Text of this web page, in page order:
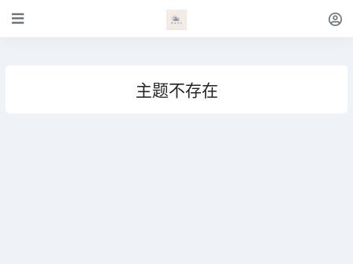
主题不存在